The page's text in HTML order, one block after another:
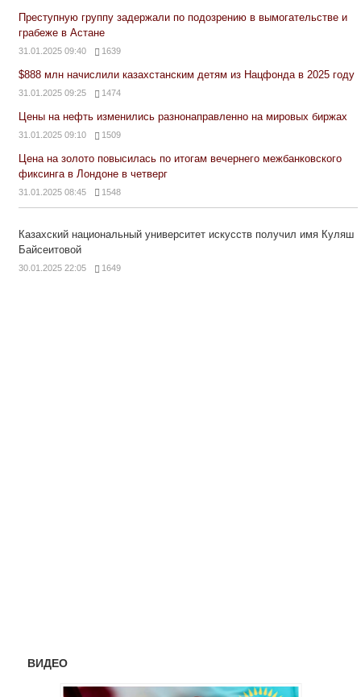
Преступную группу задержали по подозрению в вымогательстве и
грабеже в Астане
31.01.2025 09:40 1639
$888 млн начислили казахстанским детям из Нацфонда в 2025 году
31.01.2025 09:25 1474
Цены на нефть изменились разнонаправленно на мировых биржах
31.01.2025 09:10 1509
Цена на золото повысилась по итогам вечернего межбанковского
фиксинга в Лондоне в четверг
31.01.2025 08:45 1548
Казахский национальный университет искусств получил имя Куляш
Байсеитовой
30.01.2025 22:05 1649
ВИДЕО